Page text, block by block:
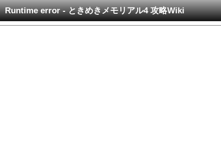
Runtime error - ときめきメモリアル4 攻略Wiki